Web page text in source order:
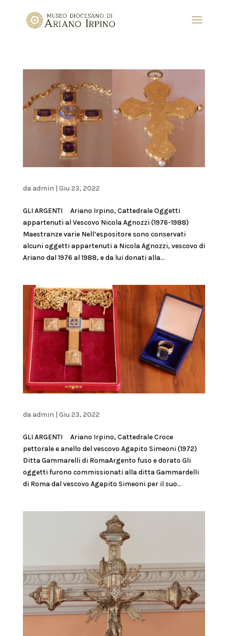
da admin | Giu 23, 2022
GLI ARGENTI Ariano Irpino, Cattedrale Oggetti
appartenuti al Vescovo Nicola Agnozzi (1976-1988)
Maestranze varie Nell’espositore sono conservati
alcuni oggetti appartenuti a Nicola Agnozzi, vescovo di
Ariano dal 1976 al 1988, e da lui donati alla...
da admin | Giu 23, 2022
GLI ARGENTI Ariano Irpino, Cattedrale Croce
pettorale e anello del vescovo Agapito Simeoni (1972)
Ditta Gammarelli di RomaArgento fuso e dorato Gli
oggetti furono commissionati alla ditta Gammardelli
di Roma dal vescovo Agapito Simeoni per il suo...